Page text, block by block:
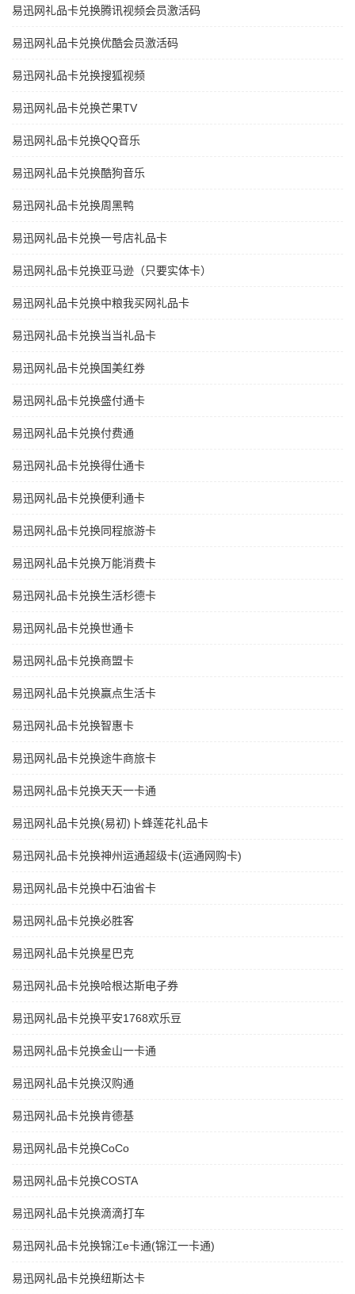
易迅网礼品卡兑换腾讯视频会员激活码
易迅网礼品卡兑换优酷会员激活码
易迅网礼品卡兑换搜狐视频
易迅网礼品卡兑换芒果TV
易迅网礼品卡兑换QQ音乐
易迅网礼品卡兑换酷狗音乐
易迅网礼品卡兑换周黑鸭
易迅网礼品卡兑换一号店礼品卡
易迅网礼品卡兑换亚马逊（只要实体卡）
易迅网礼品卡兑换中粮我买网礼品卡
易迅网礼品卡兑换当当礼品卡
易迅网礼品卡兑换国美红券
易迅网礼品卡兑换盛付通卡
易迅网礼品卡兑换付费通
易迅网礼品卡兑换得仕通卡
易迅网礼品卡兑换便利通卡
易迅网礼品卡兑换同程旅游卡
易迅网礼品卡兑换万能消费卡
易迅网礼品卡兑换生活杉德卡
易迅网礼品卡兑换世通卡
易迅网礼品卡兑换商盟卡
易迅网礼品卡兑换赢点生活卡
易迅网礼品卡兑换智惠卡
易迅网礼品卡兑换途牛商旅卡
易迅网礼品卡兑换天天一卡通
易迅网礼品卡兑换(易初)卜蜂莲花礼品卡
易迅网礼品卡兑换神州运通超级卡(运通网购卡)
易迅网礼品卡兑换中石油省卡
易迅网礼品卡兑换必胜客
易迅网礼品卡兑换星巴克
易迅网礼品卡兑换哈根达斯电子券
易迅网礼品卡兑换平安1768欢乐豆
易迅网礼品卡兑换金山一卡通
易迅网礼品卡兑换汉购通
易迅网礼品卡兑换肯德基
易迅网礼品卡兑换CoCo
易迅网礼品卡兑换COSTA
易迅网礼品卡兑换滴滴打车
易迅网礼品卡兑换锦江e卡通(锦江一卡通)
易迅网礼品卡兑换纽斯达卡